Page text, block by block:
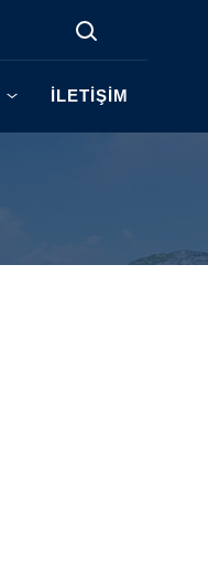
İLETİŞİM